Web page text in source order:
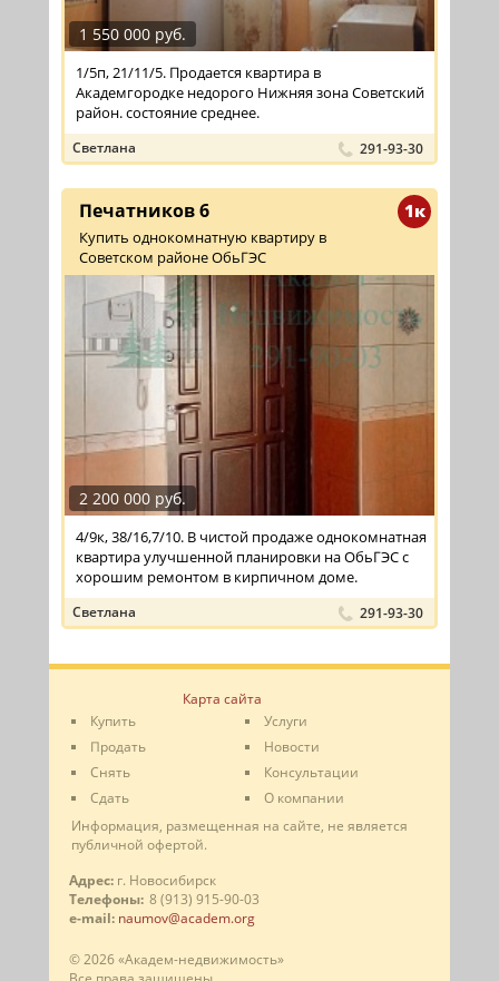
1 550 000 руб.
1/5п, 21/11/5. Продается квартира в
Академгородке недорого Нижняя зона Советский
район. состояние среднее.
Светлана 291-93-30
1к
Печатников 6
Купить однокомнатную квартиру в
Советском районе ОбьГЭС
2 200 000 руб.
4/9к, 38/16,7/10. В чистой продаже однокомнатная
квартира улучшенной планировки на ОбьГЭС с
хорошим ремонтом в кирпичном доме.
Светлана 291-93-30
Карта сайта
Купить
Продать
Снять
Сдать
Услуги
Новости
Консультации
О компании
Информация, размещенная на сайте, не является
публичной офертой.
Адрес: г. Новосибирск
Телефоны: 8 (913) 915-90-03
e-mail: naumov@academ.org
© 2026 «Академ-недвижимость»